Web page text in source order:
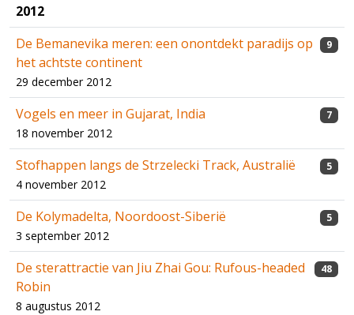
2012
De Bemanevika meren: een onontdekt paradijs op
het achtste continent
29 december 2012
9
Vogels en meer in Gujarat, India
18 november 2012
7
Stofhappen langs de Strzelecki Track, Australië
4 november 2012
5
De Kolymadelta, Noordoost-Siberië
3 september 2012
5
De sterattractie van Jiu Zhai Gou: Rufous-headed
Robin
8 augustus 2012
48